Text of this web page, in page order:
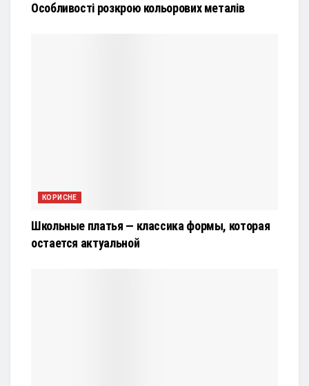
Особливості розкрою кольорових металів
КОРИСНЕ
Школьные платья — классика формы, которая
остается актуальной